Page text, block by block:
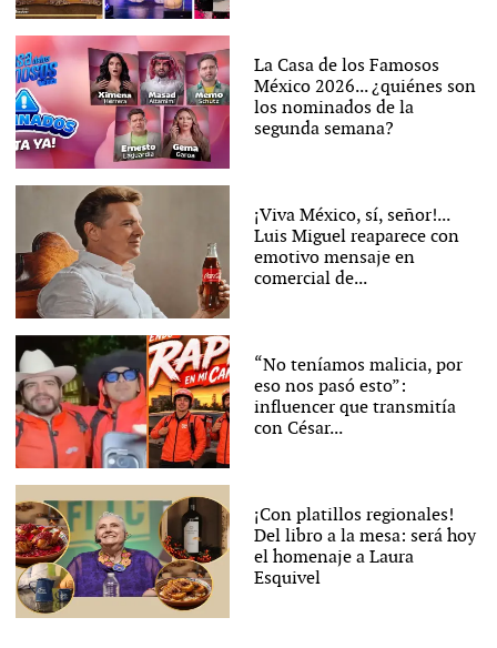
La Casa de los Famosos
México 2026... ¿quiénes son
los nominados de la
segunda semana?
¡Viva México, sí, señor!...
Luis Miguel reaparece con
emotivo mensaje en
comercial de...
“No teníamos malicia, por
eso nos pasó esto”:
influencer que transmitía
con César...
¡Con platillos regionales!
Del libro a la mesa: será hoy
el homenaje a Laura
Esquivel